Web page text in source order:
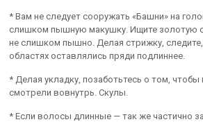
* Вам не следует сооружать «Башни» на
слишком пышную макушку. Ищите золотую
не слишком пышно. Делая стрижку,
областях оставлялись пряди подлиннее.
* Делая укладку, позаботьтесь о том,
смотрели вовнутрь. Скулы.
* Если волосы длинные — так же частично